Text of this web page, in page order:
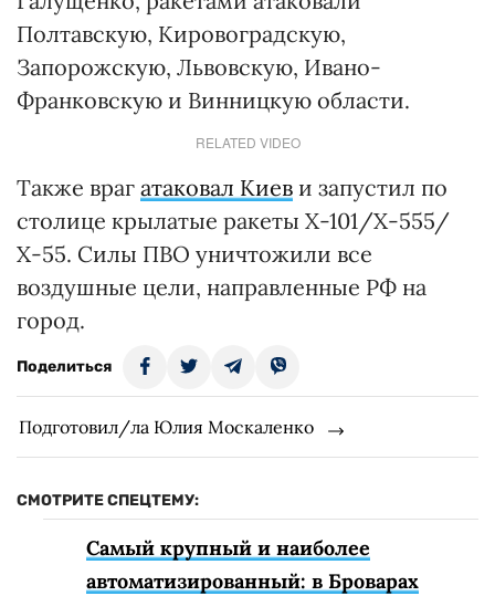
Полтавскую, Кировоградскую,
Запорожскую, Львовскую, Ивано-
Франковскую и Винницкую области.
RELATED VIDEO
Также враг атаковал Киев и запустил по
столице крылатые ракеты Х-101/Х-555/
Х-55. Силы ПВО уничтожили все
воздушные цели, направленные РФ на
город.
Поделиться
Подготовил/ла Юлия Москаленко
СМОТРИТЕ СПЕЦТЕМУ:
Самый крупный и наиболее
автоматизированный: в Броварах